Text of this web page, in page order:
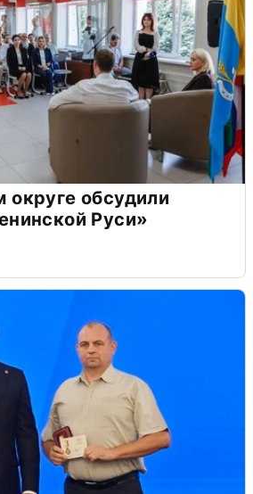
округе обсудили
Руси»